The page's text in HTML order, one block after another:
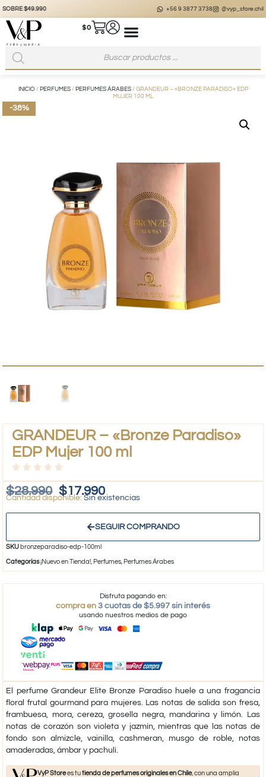
@vyp_store.chile vypstore.cl
$0
INICIO / PERFUMES/ PERFUMES ÁRABES/ GRANDEUR – «BRONZE PARADISO» EDP
MUJER 100 ML
-38%
GRANDEUR – «Bronze Paradiso»
EDP Mujer 100 ml
$28.990 $17.990
Sin existencias
SEGUIR COMPRANDO
SKU bronzeparadiso-edp-100ml
Categorías¡Nuevo en Tienda!, Perfumes, Perfumes Árabes
Disfruta pagando en:
compra en 3 cuotas de $5.997 sin interés
usando nuestros medios de pago
El perfume Grandeur Elite Bronze Paradiso huele a una fragancia
floral frutal gourmand para mujeres. Las notas de salida son fresa,
frambuesa, mora, cereza, grosella negra, mandarina y limón. Las
notas de corazón son violeta y jazmín, mientras que las notas de
fondo son almizcle, vainilla, cashmeran, musgo de roble, notas
amaderadas, ámbar y pachulí.
VyP Storees tutienda de perfumes originales en Chile, con una amplia